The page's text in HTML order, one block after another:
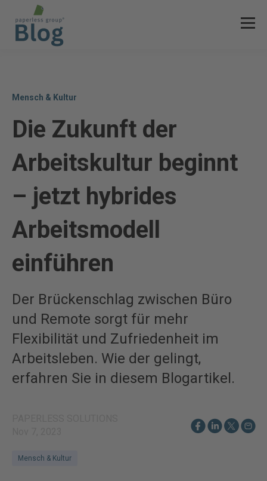
Mensch & Kultur
Die Zukunft der
Arbeitskultur beginnt
– jetzt hybrides
Arbeitsmodell
einführen
Der Brückenschlag zwischen Büro
und Remote sorgt für mehr
Flexibilität und Zufriedenheit im
Arbeitsleben. Wie der gelingt,
erfahren Sie in diesem Blogartikel.
Mensch & Kultur